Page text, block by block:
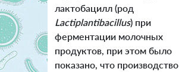
лактобацилл (род
Lactiplantibacillus) при
ферментации молочных
продуктов, при этом было
показано, что производство